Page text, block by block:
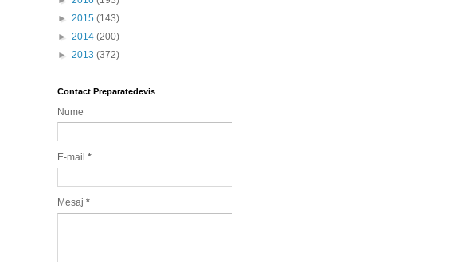
► 2015 (143)
► 2014 (200)
► 2013 (372)
Contact Preparatedevis
Nume
E-mail *
Mesaj *